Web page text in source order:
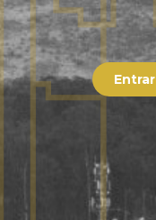
Entrar